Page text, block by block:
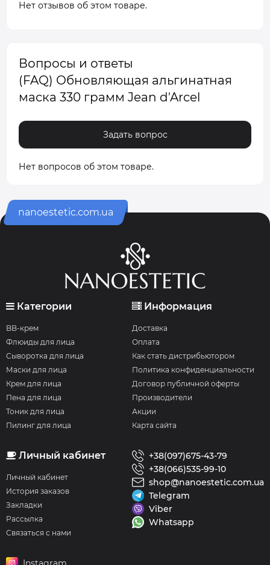
Нет отзывов об этом товаре.
Вопросы и ответы
(FAQ) Обновляющая альгинатная
маска 330 грамм Jean d'Arcel
Задать вопрос
Нет вопросов об этом товаре.
nanoestetic.com.ua
Категории
BB-крем
Флюиды для лица
Сыворотка для лица
Маски для лица
Крем для лица
Пена для лица
Тоник для лица
Пилинг для лица
Информация
Доставка
Оплата
Как стать дистрибьютором
Политика конфиденциальности
Договор публичной оферты
Производители
Акции
Карта сайта
Личный кабинет
Личный кабинет
История заказов
Закладки
Рассылка
Связаться с нами
+38(097)675-43-79
+38(066)535-99-10
shop@nanoestetic.com.ua
Telegram
Viber
Whatsapp